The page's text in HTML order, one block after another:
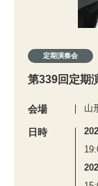
定期演奏会
第339回定期
会場 山
日時